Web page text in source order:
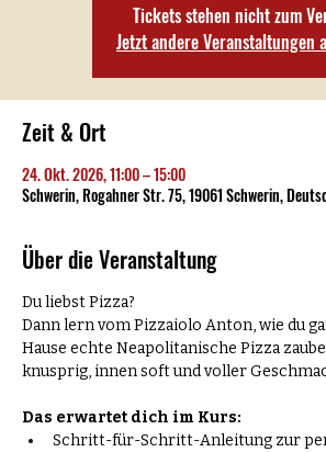
Tickets stehen nicht zum
Jetzt andere Veranstaltungen
Zeit & Ort
24. Okt. 2026, 11:00 – 15:00
Schwerin, Rogahner Str. 75, 19061 Schwerin,
Über die Veranstaltung
Du liebst Pizza?
Dann lern vom Pizzaiolo Anton, wie du
Hause echte Neapolitanische Pizza
knusprig, innen soft und voller
Das erwartet dich im Kurs:
Schritt-für-Schritt-Anleitung zur